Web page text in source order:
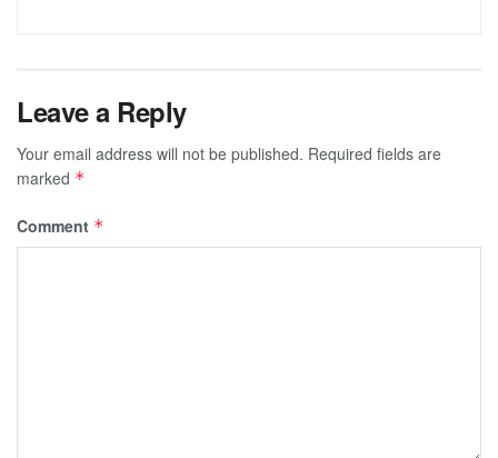
Leave a Reply
Your email address will not be published. Required fields are
marked *
Comment *